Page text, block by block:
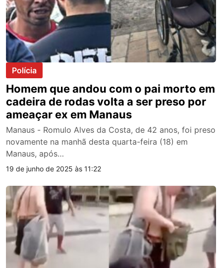
Polícia
Homem que andou com o pai morto em
cadeira de rodas volta a ser preso por
ameaçar ex em Manaus
Manaus - Romulo Alves da Costa, de 42 anos, foi preso
novamente na manhã desta quarta-feira (18) em
Manaus, após…
19 de junho de 2025 às 11:22